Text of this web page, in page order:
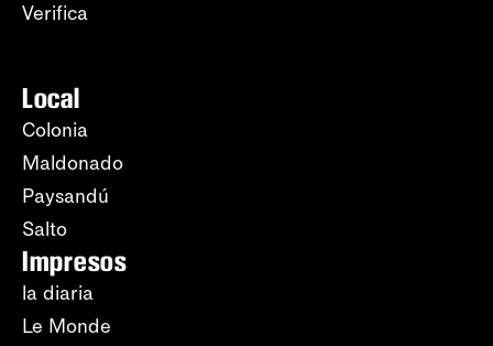
Verifica
Local
Colonia
Maldonado
Paysandú
Salto
Impresos
la diaria
Le Monde